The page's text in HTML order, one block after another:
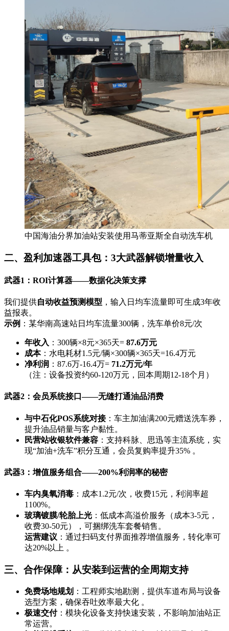
中国海油分界加油站安装使用马蒂亚斯全自动洗车机
二、盈利加速器工具包：3大武器解锁增量收入
武器1：ROI计算器——数据化决策支撑
我们提供自动收益预测模型 ，输入日均车流量即可生成3年收
益报表。
示例 ：某华南高速站日均车流量300辆，洗车单价8元/次
年收入 ：300辆×8元×365天= 87.6万元
成本：水电耗材1.5元/辆×300辆×365天=16.4万元
净利润 ：87.6万-16.4万= 71.2万元/年
（注：设备投资约60-120万元，回本周期12-18个月）
武器2：会员系统接口——无缝打通油品消费
与中石化POS系统对接：车主加油满200元赠送洗车券，
提升油品销量与客户黏性。
民营站收银软件兼容 ：支持科脉、思迅等主流系统，实
现“加油+洗车”积分互通，会员复购率提升35% 。
武器3：增值服务组合——200%利润率的秘密
车内臭氧消毒 ：成本1.2元/次，收费15元，利润率超
1100%。
玻璃镀膜/轮胎上光 ：低成本高溢价服务（成本3-5元，
收费30-50元），可捆绑洗车套餐销售。
运营建议 ：通过扫码支付界面推荐增值服务，转化率可
达20%以上 。
三、合作保障：从安装到运营的全周期支持
免费场地规划 ：工程师实地勘测，提供车道布局与设备
选型方案，确保吞吐效率最大化 。
极速交付：模块化设备支持快速安装，不影响加油站正
常运营。